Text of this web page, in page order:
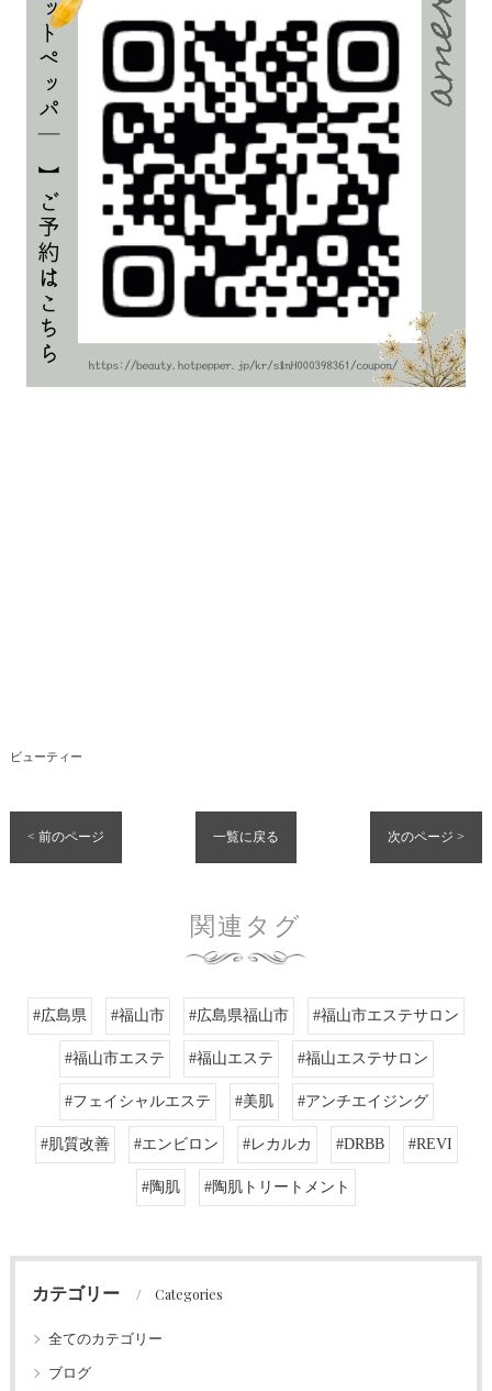
ビューティー
< 前のページ 一覧に戻る 次のページ >
関連タグ
#広島県 #福山市 #広島県福山市 #福山市エステサロン
#福山市エステ #福山エステ #福山エステサロン
#フェイシャルエステ #美肌 #アンチエイジング
#肌質改善 #エンビロン #レカルカ #DRBB #REVI
#陶肌 #陶肌トリートメント
カテゴリー Categories
全てのカテゴリー
ブログ